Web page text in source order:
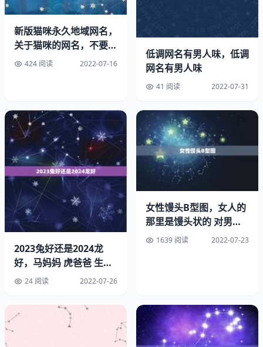
可强制关机。
这种关机的后果比较严重，其实这原因就是强制关机而造成
的硬件损坏故障。如果要给这三个容易坏的硬件损坏机率排
名的话，名肯定是机械硬盘，第二名是电源硬件，第三名是
等于硬盘供电突然终止，硬盘磁头正在寻道的时候你突然关
机掉电会导致磁头不能有效的归位等而损坏。
虽然现在大家都是使用固态硬盘，不要一位固态硬盘就不怕
掉电了，其实固态硬盘也是怕通掉电，举个最简单的例子就
是U盘，不停的插拔也就对于不停的通掉电，这样一样会造
成损坏。电脑开机一直叫按3个键。
其次就是电源硬件和主板硬件了，电脑反复的强制关机主板
坏的机率是非常的大，当然主板上面包含的硬件太多，这里
我们统称主板故障。多次强制关机又开导致中间反应时间非
常的短就会造成瞬间电流冲击过大，这样会烧电源和主板。
电脑保养方法
新版猫咪永久地域网名，
关于猫咪的网名，不要符
号的，最好可爱一点。
424 阅读 2022-07-16
低调网名有男人味，低调
网名有男人味
41 阅读 2022-07-31
2023兔好还是2024龙
好，马妈妈 虎爸爸 生兔
宝宝好还是龙宝宝好
24 阅读 2022-07-26
女性馒头B型图，女人的
那里是馒头状的 对男人
来说有什么好处
1639 阅读 2022-07-23